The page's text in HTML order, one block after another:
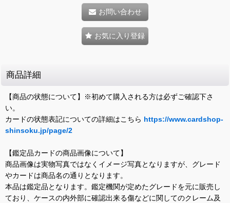
お問い合わせ
お気に入り登録
商品詳細
【商品の状態について】※初めて購入される方は必ずご確認下さ
い。
カードの状態表記についての詳細はこちら https://www.cardshop-
shinsoku.jp/page/2
【鑑定品カードの商品画像について】
商品画像は実物写真ではなくイメージ写真となりますが、グレード
やカードは商品名の通りとなります。
本品は鑑定品となります。鑑定機関が定めたグレードを元に販売し
ており、ケースの内外部に確認出来る傷などに関してのクレーム及